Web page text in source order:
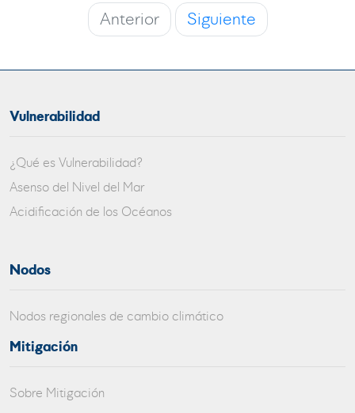
Anterior Siguiente
Vulnerabilidad
¿Qué es Vulnerabilidad?
Asenso del Nivel del Mar
Acidificación de los Océanos
Nodos
Nodos regionales de cambio climático
Mitigación
Sobre Mitigación